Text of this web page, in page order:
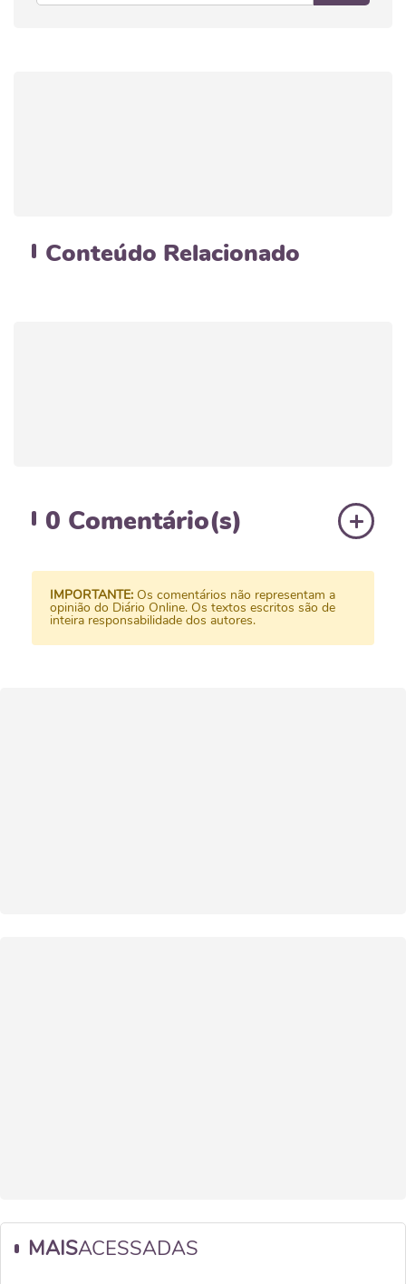
Conteúdo Relacionado
0 Comentário(s)
IMPORTANTE: Os comentários não representam a
opinião do Diário Online. Os textos escritos são de
inteira responsabilidade dos autores.
MAISACESSADAS